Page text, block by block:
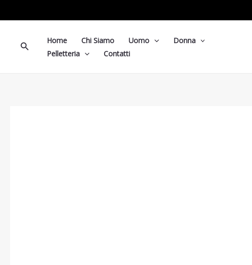
al
Cerca Home Chi Siamo Uomo
Donna
Pelletteria
Contatti